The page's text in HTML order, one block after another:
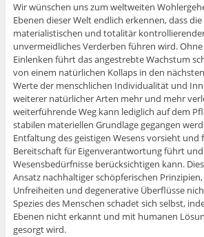
Wir wünschen uns zum weltweiten
Ebenen dieser Welt endlich erkennen, dass
materialistischen und totalitär
unvermeidliches Verderben führen wird.
Einlenken führt das angestrebte Wachstum
von einem natürlichen Kollaps in den
Werte der menschlichen Individualität und
weiterer natürlicher Arten mehr und mehr
weiterführende Weg kann lediglich auf dem
stabilen materiellen Grundlage gegangen
Entfaltung des geistigen Wesens vorsieht und
Bereitschaft für Eigenverantwortung führt
Wesensbedürfnisse berücksichtigen kann.
Ansatz nachhaltiger schöpferischen
Unfreiheiten und degenerative Überflüsse
Spezies des Menschen schadet sich selbst,
Ebenen nicht erkannt und mit humanen
gesorgt wird.